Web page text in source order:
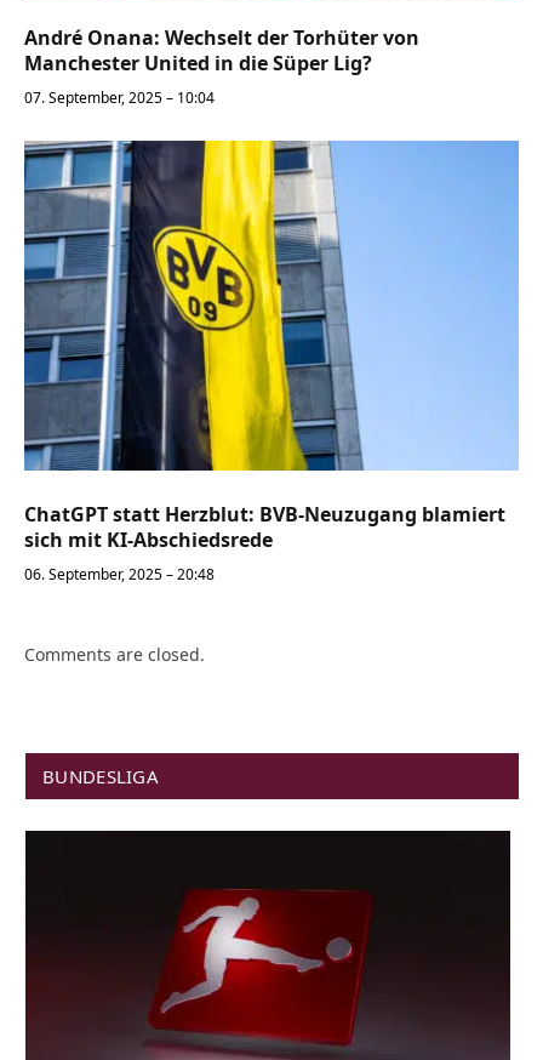
André Onana: Wechselt der Torhüter von
Manchester United in die Süper Lig?
07. September, 2025 – 10:04
ChatGPT statt Herzblut: BVB-Neuzugang blamiert
sich mit KI-Abschiedsrede
06. September, 2025 – 20:48
Comments are closed.
BUNDESLIGA